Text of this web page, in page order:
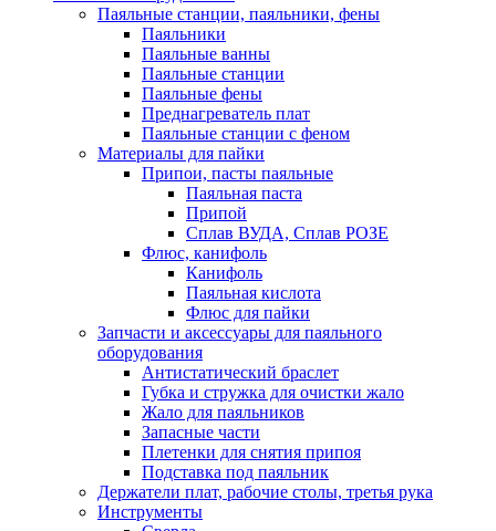
Паяльные станции, паяльники, фены
Паяльники
Паяльные ванны
Паяльные станции
Паяльные фены
Преднагреватель плат
Паяльные станции с феном
Материалы для пайки
Припои, пасты паяльные
Паяльная паста
Припой
Сплав ВУДА, Сплав РОЗЕ
Флюс, канифоль
Канифоль
Паяльная кислота
Флюс для пайки
Запчасти и аксессуары для паяльного
оборудования
Антистатический браслет
Губка и стружка для очистки жало
Жало для паяльников
Запасные части
Плетенки для снятия припоя
Подставка под паяльник
Держатели плат, рабочие столы, третья рука
Инструменты